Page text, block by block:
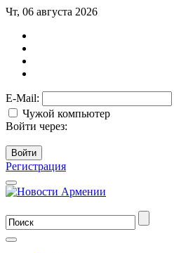
Чт, 06 августа 2026
E-Mail:
Чужой компьютер
Войти через:
Войти
Регистрация